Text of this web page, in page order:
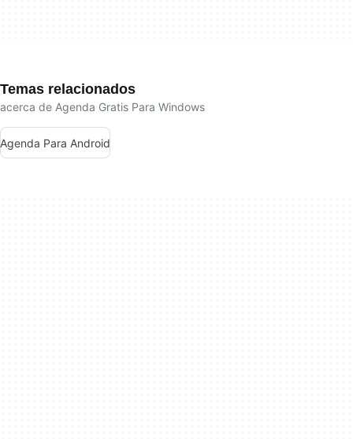
Temas relacionados
acerca de Agenda Gratis Para Windows
Agenda Para Android